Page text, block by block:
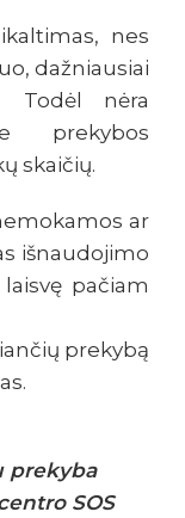
nes
dažniausiai
Todėl nėra
prekybos
skaičių.
ar
išnaudojimo
pačiam
prekybą
prekyba
SOS